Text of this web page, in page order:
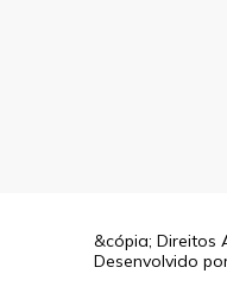
&cópia; Direitos
Desenvolvido